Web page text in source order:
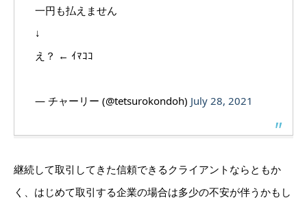
一円も払えません
↓
え？ ← ｲﾏｺｺ
— チャーリー (@tetsurokondoh) July 28, 2021
継続して取引してきた信頼できるクライアントならともか
く、はじめて取引する企業の場合は多少の不安が伴うかもし